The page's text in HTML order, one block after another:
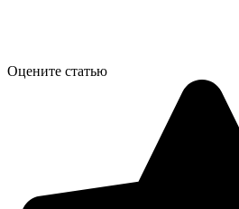
Оцените статью